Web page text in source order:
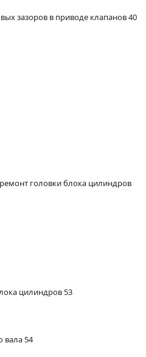
зазоров в приводе клапанов 40
головки блока цилиндров
цилиндров 53
вала 54